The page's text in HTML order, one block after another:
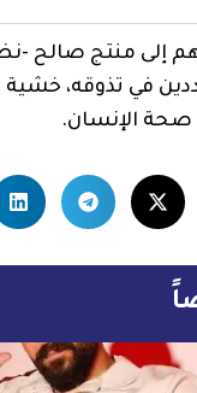
إلى منتج صالح -
في تذوقه، خشية
صحة الإنسان.